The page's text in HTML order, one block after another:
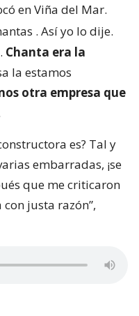
en Viña del Mar.
. Así yo lo dije.
Chanta era la
la estamos
otra empresa que
es? Tal y
embarradas, ¡se
que me criticaron
justa razón”,